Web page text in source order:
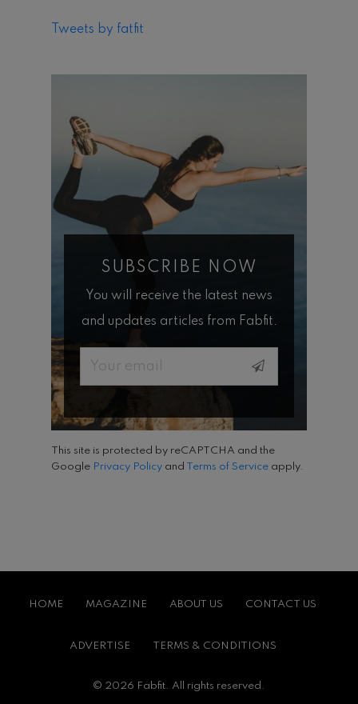
Tweets by fatfit
SUBSCRIBE NOW
You will receive the latest news
and updates articles from Fabfit.
Email
This site is protected by reCAPTCHA and the
Google Privacy Policy and Terms of Service apply.
HOME MAGAZINE ABOUT US CONTACT US
ADVERTISE TERMS & CONDITIONS
© 2026 Fabfit. All rights reserved.